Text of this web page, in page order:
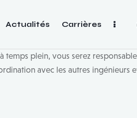
Actualités Carrières
temps plein, vous serez
avec les autres ingénieurs